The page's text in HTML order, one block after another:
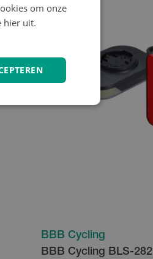
BBB Cycling
BBB Cycling BLS-282
om onze
hier uit.